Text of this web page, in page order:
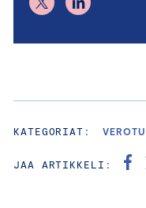
KATEGORIAT:
JAA ARTIKKELI: